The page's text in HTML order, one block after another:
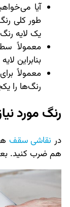
آیا
طور کلی
یک لایه
معمولاً
بنابراین
معمولاً
رنگ‌ها را
رنگ مورد
در نقاشی سقف
هم ضرب کنید. بعد آن را بر 38